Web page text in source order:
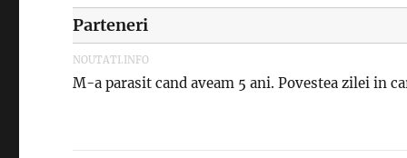
Parteneri
NOUTATI.INFO
M-a parasit cand aveam 5 ani. Povestea zilei in